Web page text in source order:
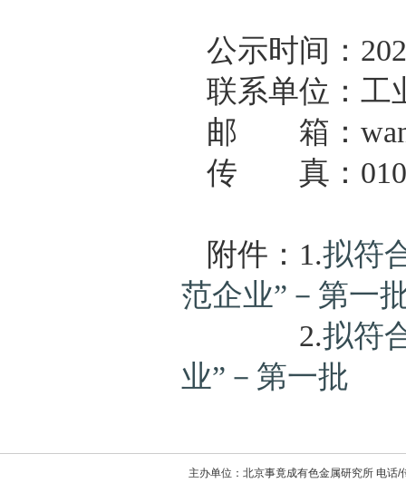
公示时间：
联系单位：工
邮 箱：
传 真：010
附件：1.拟符
范企业”－第一
2.拟符
业”－第一批
主办单位：北京事竟成有色金属研究所 电